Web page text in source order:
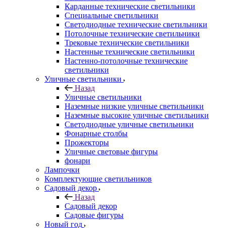
Карданные технические светильники
Специальные светильники
Светодиодные технические светильники
Потолочные технические светильники
Трековые технические светильники
Настенные технические светильники
Настенно-потолочные технические
светильники
Уличные светильники
Назад
Уличные светильники
Наземные низкие уличные светильники
Наземные высокие уличные светильники
Светодиодные уличные светильники
Фонарные столбы
Прожекторы
Уличные световые фигуры
фонари
Лампочки
Комплектующие светильников
Садовый декор
Назад
Садовый декор
Садовые фигуры
Новый год